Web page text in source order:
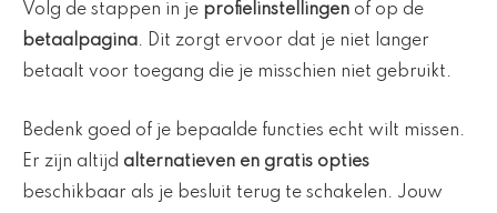
Volg de stappen in je profielinstellingen of op de
betaalpagina. Dit zorgt ervoor dat je niet langer
betaalt voor toegang die je misschien niet gebruikt.
Bedenk goed of je bepaalde functies echt wilt missen.
Er zijn altijd alternatieven en gratis opties
beschikbaar als je besluit terug te schakelen. Jouw